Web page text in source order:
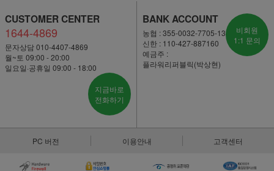
CUSTOMER CENTER
1644-4869
문자상담 010-4407-4869
월~토 09:00 - 20:00
일요일·공휴일 09:00 - 18:00
지금바로
전화하기
BANK ACCOUNT
농협 : 355-0032-7705-13
신한 : 110-427-887160
예금주 :
플라워리퍼블릭(박상현)
비회원
1:1 문의
PC 버전 이용안내 고객센터